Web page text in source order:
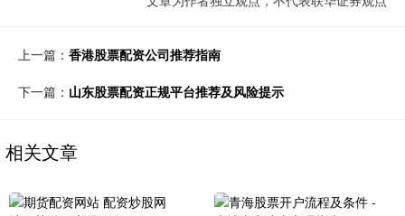
上一篇： 香港股票配资公司推荐指南
下一篇： 山东股票配资正规平台推荐及风险提示
相关文章